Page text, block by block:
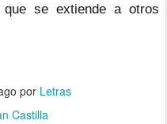
que se extiende a otros
por Letras
Castilla